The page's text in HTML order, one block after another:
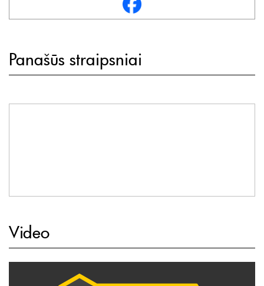
Panašūs straipsniai
Video